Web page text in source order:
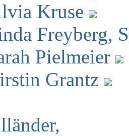
Kruse
Freyberg,
Pielmeier
Grantz